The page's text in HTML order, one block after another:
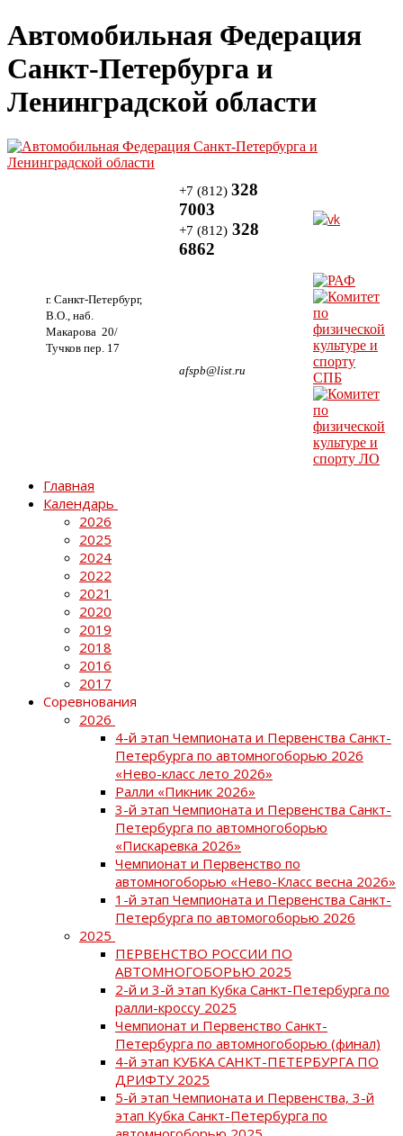
Автомобильная Федерация
Санкт-Петербурга и
Ленинградской области
г. Санкт-Петербург,
В.О., наб.
Макарова 20/
Тучков пер. 17
+7 (812) 328
7003
+7 (812) 328
6862
afspb@list.ru
Главная
Календарь
2026
2025
2024
2022
2021
2020
2019
2018
2016
2017
Соревнования
2026
4-й этап Чемпионата и Первенства Санкт-
Петербурга по автомногоборью 2026
«Нево-класс лето 2026»
Ралли «Пикник 2026»
3-й этап Чемпионата и Первенства Санкт-
Петербурга по автомногоборью
«Пискаревка 2026»
Чемпионат и Первенство по
автомногоборью «Нево-Класс весна 2026»
1-й этап Чемпионата и Первенства Санкт-
Петербурга по автомогоборью 2026
2025
ПЕРВЕНСТВО РОССИИ ПО
АВТОМНОГОБОРЬЮ 2025
2-й и 3-й этап Кубка Санкт-Петербурга по
ралли-кроссу 2025
Чемпионат и Первенство Санкт-
Петербурга по автомногоборью (финал)
4-й этап КУБКА САНКТ-ПЕТЕРБУРГА ПО
ДРИФТУ 2025
5-й этап Чемпионата и Первенства, 3-й
этап Кубка Санкт-Петербурга по